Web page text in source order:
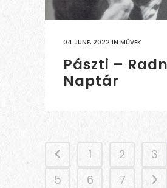
04 JUNE, 2022 IN MŰVEK
Pászti –
Naptár
1 2 3
5
6 7